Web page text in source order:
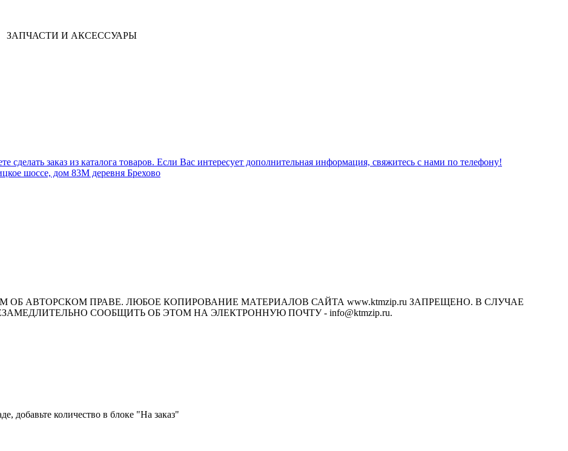
ЗАПЧАСТИ И АКСЕССУАРЫ
сделать заказ из каталога товаров. Если Вас интересует дополнительная информация, свяжитесь с нами по телефону!
шоссе, дом 83М деревня Брехово
АВТОРСКОМ ПРАВЕ. ЛЮБОЕ КОПИРОВАНИЕ МАТЕРИАЛОВ САЙТА www.ktmzip.ru ЗАПРЕЩЕНО. В СЛУЧАЕ
СООБЩИТЬ ОБ ЭТОМ НА ЭЛЕКТРОННУЮ ПОЧТУ - info@ktmzip.ru.
добавьте количество в блоке "На заказ"